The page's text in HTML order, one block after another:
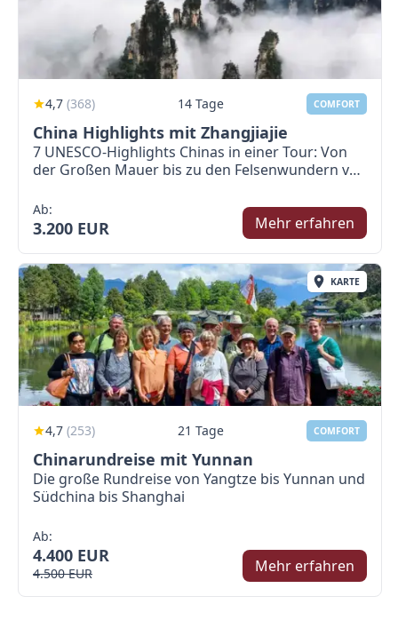
4,7 (368) 14 Tage COMFORT
China Highlights mit Zhangjiajie
7 UNESCO-Highlights Chinas in einer Tour: Von
der Großen Mauer bis zu den Felsenwundern von
Ab:
3.200 EUR Mehr erfahren
KARTE
4,7 (253) 21 Tage COMFORT
Chinarundreise mit Yunnan
Die große Rundreise von Yangtze bis Yunnan und
Südchina bis Shanghai
Ab:
4.400 EUR
4.500 EUR Mehr erfahren